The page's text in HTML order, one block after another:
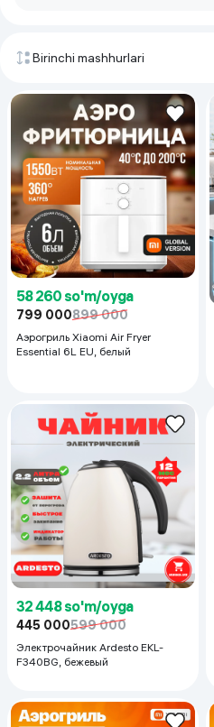
Birinchi mashhurlari
58 260 so'm/oyga
799 000899 000
Аэрогриль Xiaomi Air Fryer
Essential 6L EU, белый
32 448 so'm/oyga
445 000599 000
Электрочайник Ardesto EKL-
F340BG, бежевый